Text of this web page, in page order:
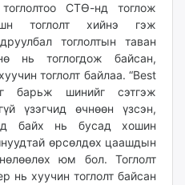
СТӨ-нд тоглож
тоглолт хийнэ гэж
тоглолтын таван
нь тоглогдож байсан,
тоглолт байлаа. “Best
барьж шинийг сэтгэж
үзэгчид өчнөөн үзсэн,
байх нь бусад хошин
өрсөлдөх цаашдын
юм бол. Тоглолт
нь хуучин тоглолт байсан